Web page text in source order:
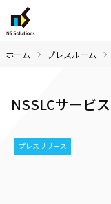
ホーム プレスルーム
NSSLCサービ
プレスリリース